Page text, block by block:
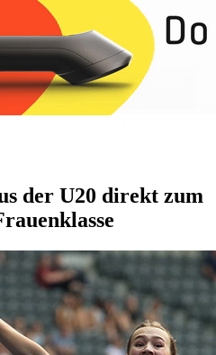
der U20 direkt zum